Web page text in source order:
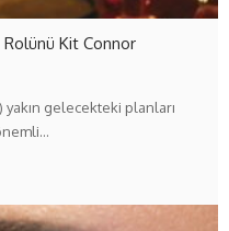
Kit Connor
gelecekteki planları